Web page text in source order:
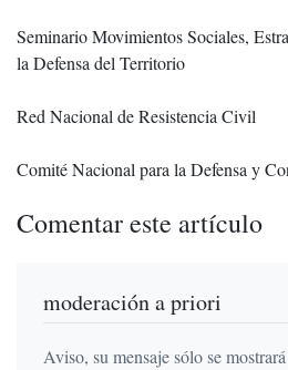
Seminario Movimientos Sociales,
la Defensa del Territorio
Red Nacional de Resistencia Civil
Comité Nacional para la Defensa y
Comentar este artículo
moderación a priori
Aviso, su mensaje sólo se